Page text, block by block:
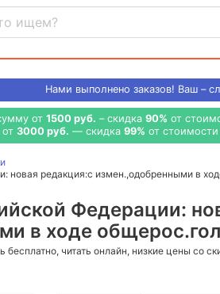
Нами выполнено заказов! Ваш –
от 1500 руб. – скидка 90% от
от 3000 руб. — скидка 99% от
новая редакция:с измен.,одобренными в
Федерации:
в ходе
бесплатно, читать онлайн, низкие цены со